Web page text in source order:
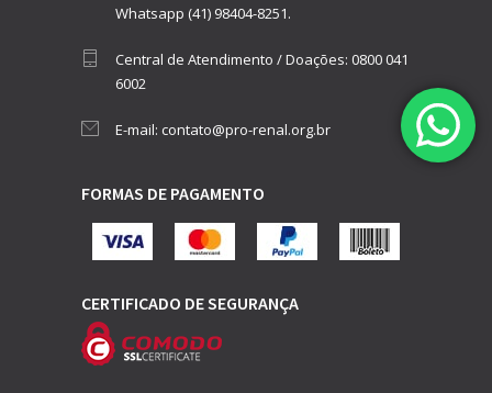
Whatsapp (41) 98404-8251.
Central de Atendimento / Doações: 0800 041
6002
E-mail: contato@pro-renal.org.br
FORMAS DE PAGAMENTO
CERTIFICADO DE SEGURANÇA